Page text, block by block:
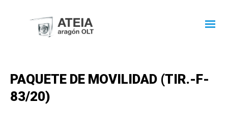
PAQUETE DE MOVILIDAD (TIR.-F-
83/20)